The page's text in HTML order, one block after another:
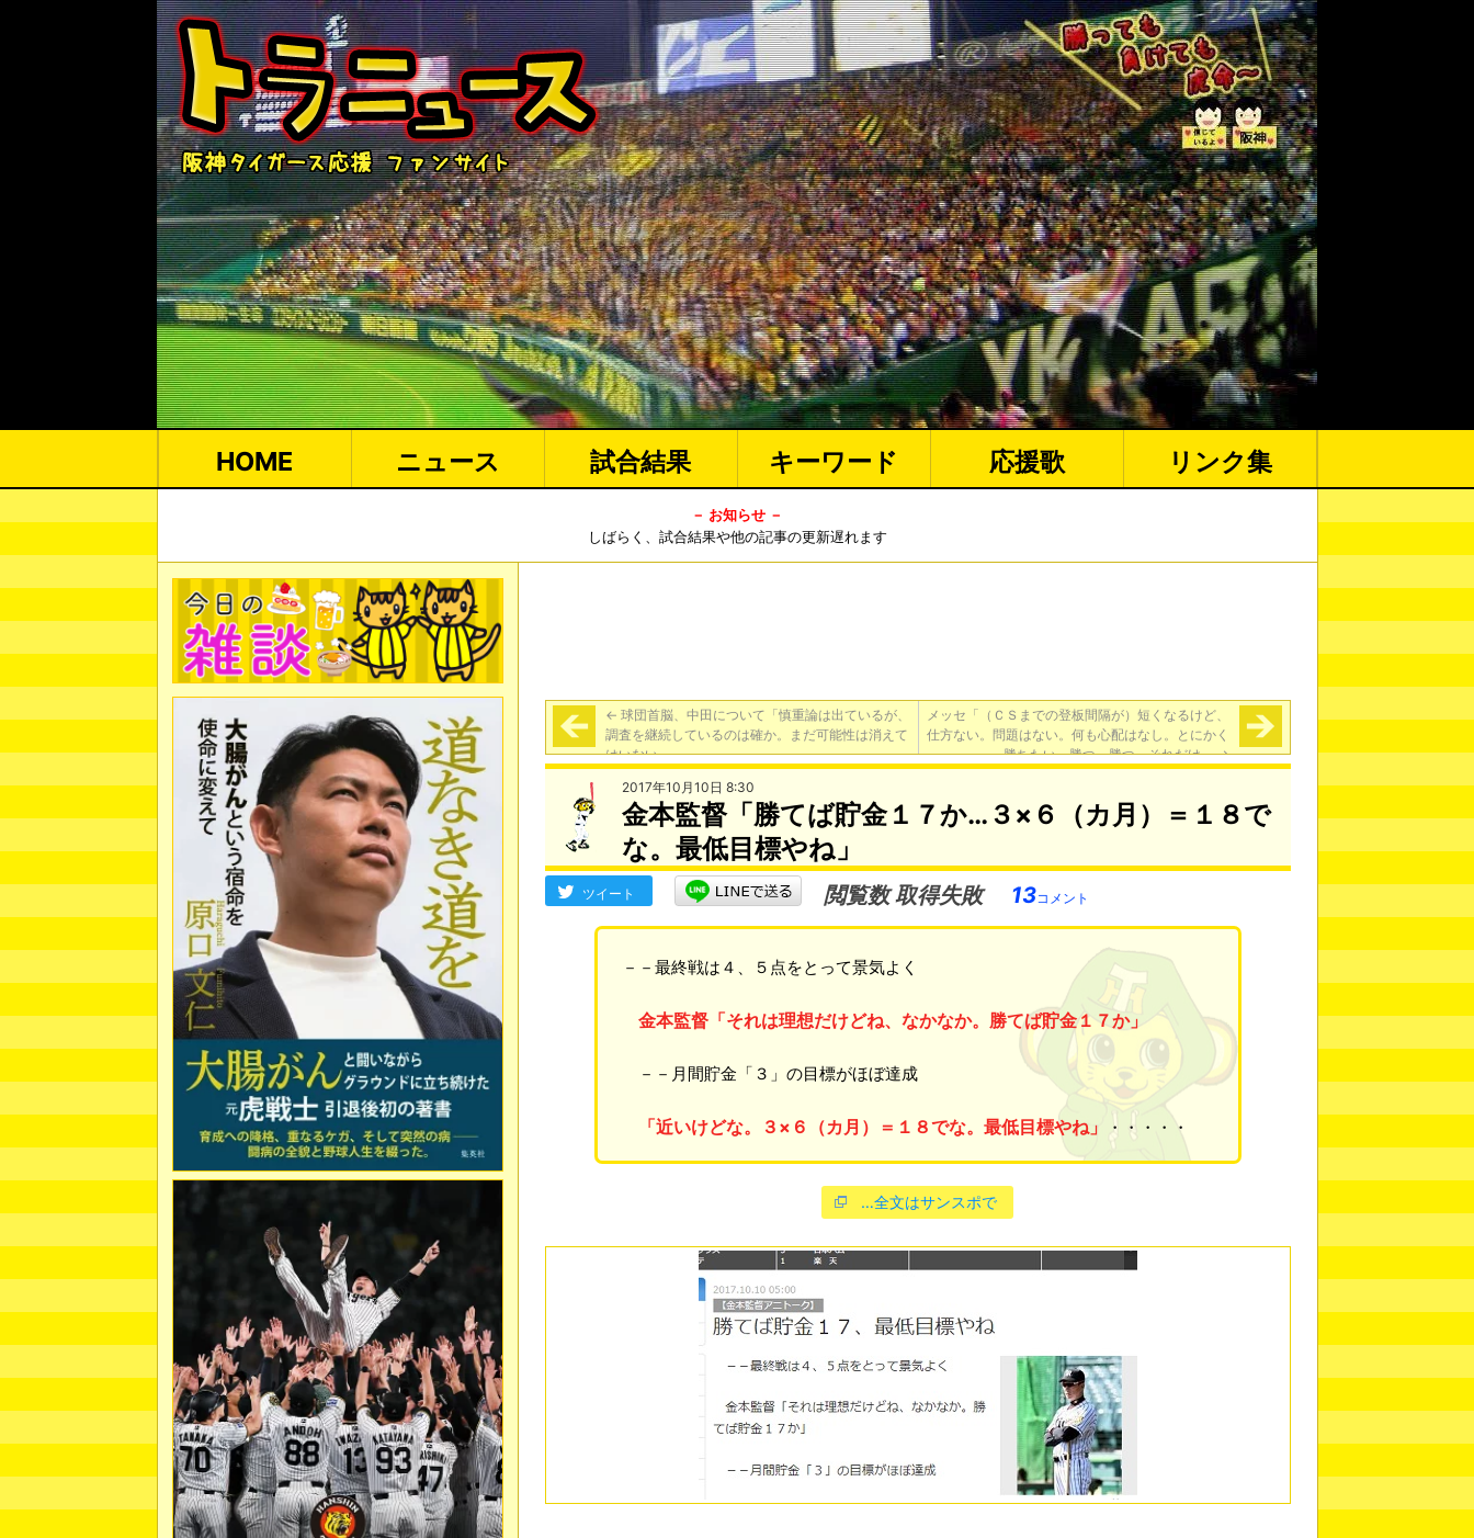
HOME ニュース 試合結果 キーワード 応援歌 リンク集
－ お知らせ －
しばらく、試合結果や他の記事の更新遅れます
← 球団首脳、中田について「慎重論は出ているが、
調査を継続しているのは確か。まだ可能性は消えて
はいない」
メッセ「（ＣＳまでの登板間隔が）短くなるけど、
仕方ない。問題はない。何も心配はなし。とにかく
勝ちたい。勝つ、勝つ、それだけ」→
2017年10月10日 8:30
金本監督「勝てば貯金１７か…３×６（カ月）＝１８で
な。最低目標やね」
ツイート 閲覧数 取得失敗 13コメント
－－最終戦は４、５点をとって景気よく
金本監督「それは理想だけどね、なかなか。勝てば貯金１７か」
－－月間貯金「３」の目標がほぼ達成
「近いけどな。３×６（カ月）＝１８でな。最低目標やね」 ・・・・・
…全文はサンスポで